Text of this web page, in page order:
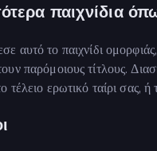
παιχνίδια
αυτό το παιχνίδι
παρόμοιους τίτλους.
τέλειο ερωτικό ταίρι σας,